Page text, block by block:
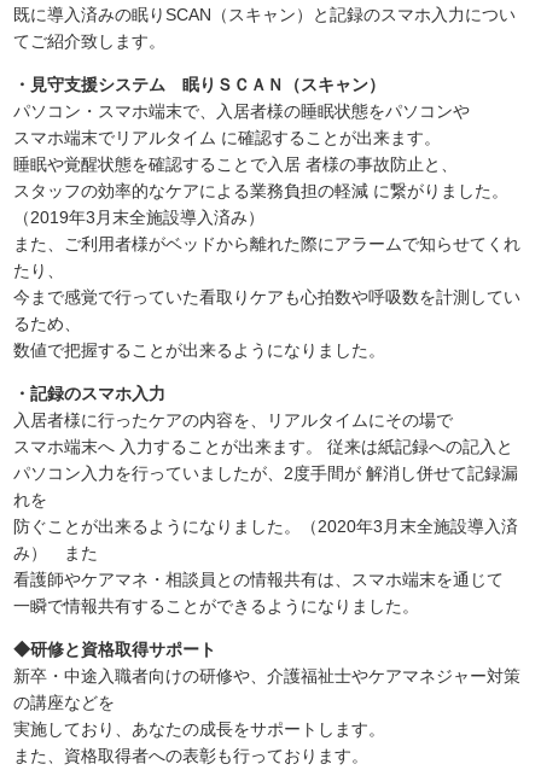
既に導入済みの眠りSCAN（スキャン）と記録のスマホ入力につい
てご紹介致します。
・見守支援システム 眠りＳＣＡＮ（スキャン）
パソコン・スマホ端末で、入居者様の睡眠状態をパソコンや
スマホ端末でリアルタイム に確認することが出来ます。
睡眠や覚醒状態を確認することで入居 者様の事故防止と、
スタッフの効率的なケアによる業務負担の軽減 に繋がりました。
（2019年3月末全施設導入済み）
また、ご利用者様がベッドから離れた際にアラームで知らせてくれ
たり、
今まで感覚で行っていた看取りケアも心拍数や呼吸数を計測してい
るため、
数値で把握することが出来るようになりました。
・記録のスマホ入力
入居者様に行ったケアの内容を、リアルタイムにその場で
スマホ端末へ 入力することが出来ます。 従来は紙記録への記入と
パソコン入力を行っていましたが、2度手間が 解消し併せて記録漏
れを
防ぐことが出来るようになりました。（2020年3月末全施設導入済
み） また
看護師やケアマネ・相談員との情報共有は、スマホ端末を通じて
一瞬で情報共有することができるようになりました。
◆研修と資格取得サポート
新卒・中途入職者向けの研修や、介護福祉士やケアマネジャー対策
の講座などを
実施しており、あなたの成長をサポートします。
また、資格取得者への表彰も行っております。